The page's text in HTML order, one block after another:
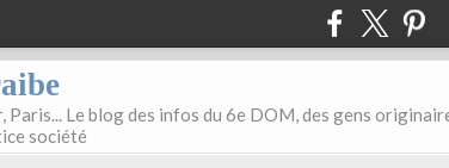
Paris... Le blog des infos du 6e DOM, des gens
société